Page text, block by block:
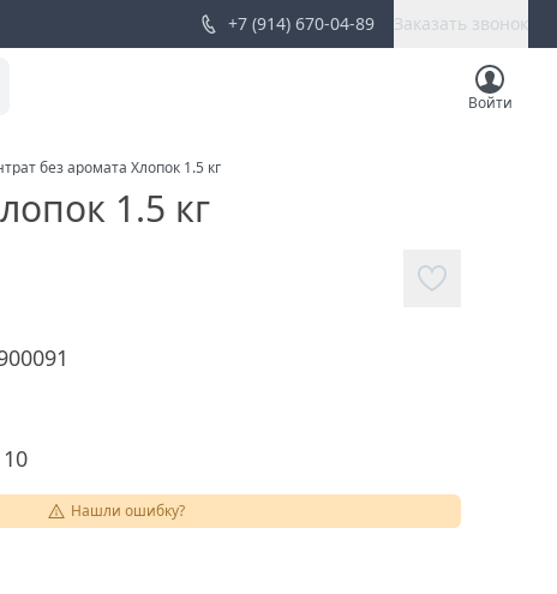
+7 (914) 670-04-89 Заказать звонок
Войти
без аромата Хлопок 1.5 кг
1.5 кг
10
Нашли ошибку?